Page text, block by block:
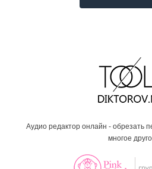
Аудио редактор онлайн - обрезать
многое